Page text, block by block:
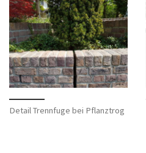
Detail Trennfuge bei Pflanztrog